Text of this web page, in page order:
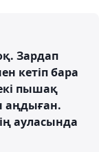
Зардап
кетіп бара
пышақ
аңдыған.
ауласында